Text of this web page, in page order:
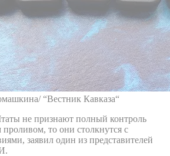
“Вестник Кавказа“
не признают полный контроль
то они столкнутся с
заявил один из представителей